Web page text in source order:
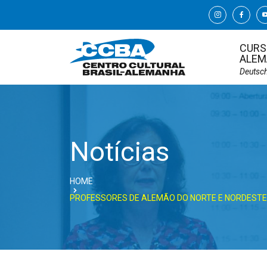
Notícias
HOME
PROFESSORES DE ALEMÃO DO NORTE E